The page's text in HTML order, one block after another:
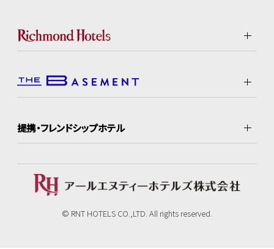
提携・フレンドシップホテル
© RNT HOTELS CO.,LTD. All rights reserved.